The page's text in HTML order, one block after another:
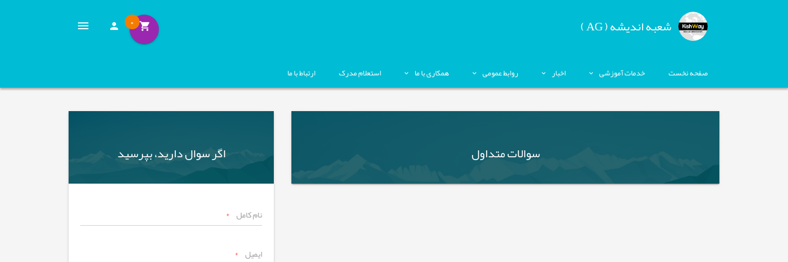
شعبه اندیشه ( AG ) 0
صفحه نخست خدمات آموزشی اخبار روابط عمومی همکاری با ما استعلام مدرک ارتباط با ما
سوالات متداول اگر سوال دارید، بپرسید
نام کامل *
ایمیل *